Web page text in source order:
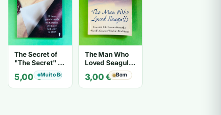
The Secret of
"The Secret" O
Segredo de "O
Segredo" -
Karen Kelly
5,00€Muito Bom
The Man Who
Loved Seagulls
3,00€ Bom